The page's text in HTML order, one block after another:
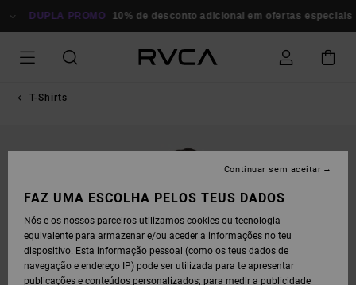
PARA DUPLA PROMO 10% de desconto adicional em ofertas especiais
T-Shirts
FAZ UMA ESCOLHA PELOS TEUS DADOS
Nós e os nossos parceiros utilizamos cookies ou tecnologia
equivalente para armazenar e/ou aceder a informações no teu
dispositivo. Esta informação pessoal (como os teus dados de
navegação e endereço IP) pode ser utilizada para te apresentar
publicações e conteúdos personalizados; para medir a publicidade
Continuar sem aceitar